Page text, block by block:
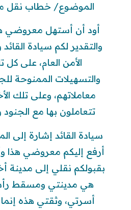
الموضوع/ خطاب
أود أن أستهل معروضي
والتقدير لكم سيادة
الأمن العام، على
والتسهيلات الممنوحة
معاملاتهم، وعلى تلك
تتعاملون بها مع الجنود
سيادة القائد إشارة إلى
أرفع إليكم معروضي هذا
بقبولكم نقلي إلى مدينة
هي مدينتي ومسقط
أسرتي، وثقتي هذه